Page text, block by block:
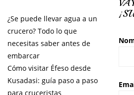
¿Se puede llevar agua a un
crucero? Todo lo que
necesitas saber antes de
embarcar
Cómo visitar Éfeso desde
Kusadasi: guía paso a paso
para cruceristas